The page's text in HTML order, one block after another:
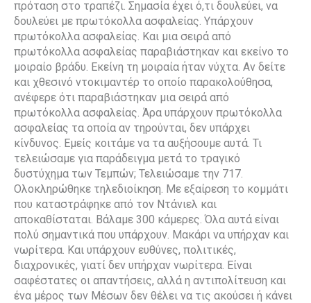
πρόταση στο τραπέζι. Σημασία έχει ό,τι δουλεύει, να
δουλεύει με πρωτόκολλα ασφαλείας. Υπάρχουν
πρωτόκολλα ασφαλείας. Και μια σειρά από
πρωτόκολλα ασφαλείας παραβιάστηκαν και εκείνο το
μοιραίο βράδυ. Εκείνη τη μοιραία ήταν νύχτα. Αν δείτε
και χθεσινό ντοκιμαντέρ το οποίο παρακολούθησα,
ανέφερε ότι παραβιάστηκαν μια σειρά από
πρωτόκολλα ασφαλείας. Άρα υπάρχουν πρωτόκολλα
ασφαλείας τα οποία αν τηρούνται, δεν υπάρχει
κίνδυνος. Εμείς κοιτάμε να τα αυξήσουμε αυτά. Τι
τελειώσαμε για παράδειγμα μετά το τραγικό
δυστύχημα των Τεμπών; Τελειώσαμε την 717.
Ολοκληρώθηκε τηλεδιοίκηση. Με εξαίρεση το κομμάτι
που καταστράφηκε από τον Ντάνιελ και
αποκαθίσταται. Βάλαμε 300 κάμερες. Όλα αυτά είναι
πολύ σημαντικά που υπάρχουν. Μακάρι να υπήρχαν και
νωρίτερα. Και υπάρχουν ευθύνες, πολιτικές,
διαχρονικές, γιατί δεν υπήρχαν νωρίτερα. Είναι
σαφέστατες οι απαντήσεις, αλλά η αντιπολίτευση και
ένα μέρος των Μέσων δεν θέλει να τις ακούσει ή κάνει